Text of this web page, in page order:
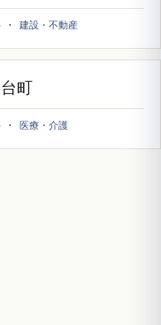
· 建設・不動産
町
· 医療・介護